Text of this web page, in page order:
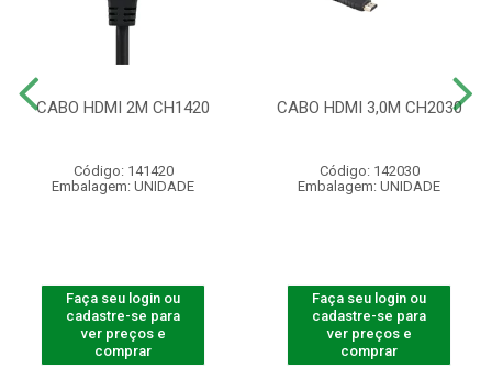
CABO HDMI 2M CH1420
Código: 141420
Embalagem: UNIDADE
Faça seu login ou
cadastre-se para
ver preços e
comprar
CABO HDMI 3,0M CH2030
Código: 142030
Embalagem: UNIDADE
Faça seu login ou
cadastre-se para
ver preços e
comprar